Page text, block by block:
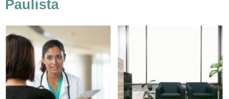
Paulista